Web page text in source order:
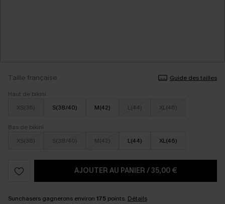
Taille française
Guide des tailles
Haut de bikini
XS(36)
S(38/40) M(42) L(44) XL(46)
Bas de bikini
XS(36)
S(38/40) M(42) L(44) XL(46)
AJOUTER AU PANIER /35,00 €
Sunchasers gagnerons environ 175 points. Détails